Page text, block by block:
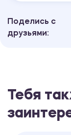
Поделись с
друзьями:
Тебя